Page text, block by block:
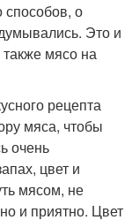
о
Это и
мясо на
рецепта
мяса, чтобы
очень
цвет и
мясом, не
и приятно. Цвет